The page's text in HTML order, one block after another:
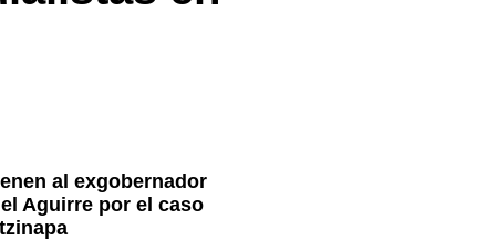
al exgobernador
Aguirre por el caso